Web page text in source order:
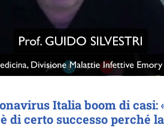
Italia boom di casi:
di certo successo perché